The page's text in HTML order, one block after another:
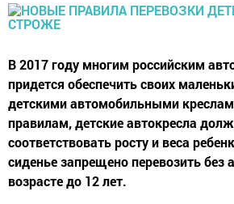
В 2017 году многим российским
придется обеспечить своих
детскими автомобильными
правилам, детские автокресла
соответствовать росту и веса
сиденье запрещено перевозить без
возрасте до 12 лет.